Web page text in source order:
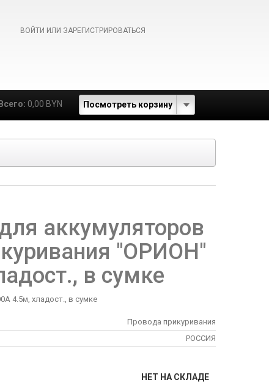
ВОЙТИ ИЛИ ЗАРЕГИСТРИРОВАТЬСЯ
Всего: 0,00 BYN Посмотреть корзину
аккумуляторов
"ОРИОН"
в сумке
4.5м, хладост., в сумке
Провода прикуривания
РОССИЯ
НЕТ НА СКЛАДЕ